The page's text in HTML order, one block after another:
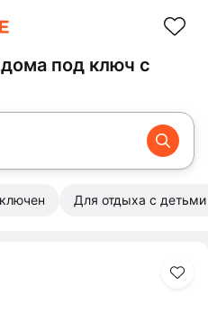
под ключ с
Для отдыха с детьми